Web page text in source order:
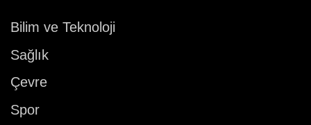
Bilim ve Teknoloji
Sağlık
Çevre
Spor